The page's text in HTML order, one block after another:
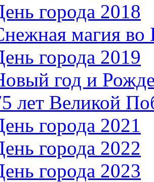
города 2018
магия во
города 2019
год и
лет Великой
города 2021
города 2022
города 2023